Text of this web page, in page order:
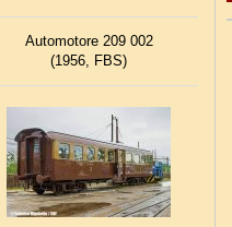
Automotore 209 002
(1956, FBS)